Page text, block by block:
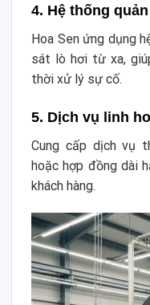
4. Hệ thống
Hoa Sen ứng dụng
sát lò hơi từ xa,
thời xử lý sự cố.
5. Dịch vụ linh
Cung cấp dịch vụ
hoặc hợp đồng dài
khách hàng.